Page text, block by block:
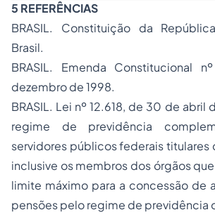
5 REFERÊNCIAS
BRASIL. Constituição da
Brasil.
BRASIL. Emenda Constitucional
dezembro de 1998.
BRASIL. Lei nº 12.618, de 30 de abril
regime de previdência
servidores públicos federais titulares
inclusive os membros dos órgãos
limite máximo para a concessão de
pensões pelo regime de previdência